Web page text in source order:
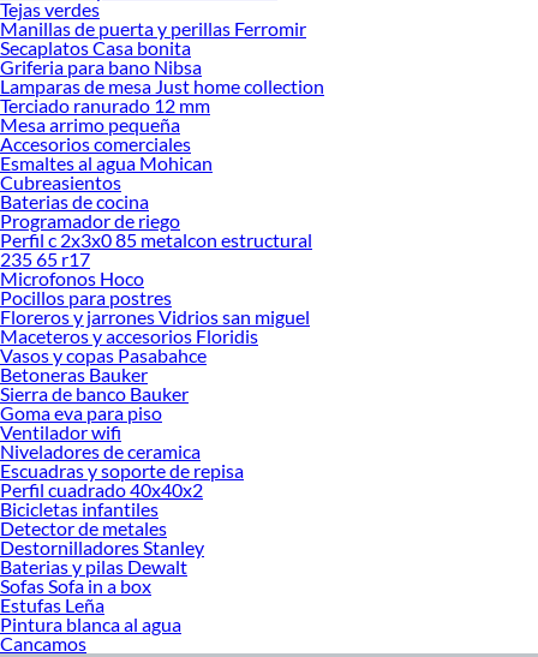
Herramientas, materiales y accesorios de calidad para tus proyectos y
renovación de espacios. ¡Visítanos y descubre todo lo que tenemos para
ofrecerte!
Encuentra una amplia variedad de productos de Coolers en Sodimac. Encuentra
todo lo necesario para tus proyectos de renovación y decoración. ¡Visítanos y
haz tus ideas realidad!
Tejas verdes
Manillas de puerta y perillas Ferromir
Secaplatos Casa bonita
Griferia para bano Nibsa
Lamparas de mesa Just home collection
Terciado ranurado 12 mm
Mesa arrimo pequeña
Accesorios comerciales
Esmaltes al agua Mohican
Cubreasientos
Baterias de cocina
Programador de riego
Perfil c 2x3x0 85 metalcon estructural
235 65 r17
Microfonos Hoco
Pocillos para postres
Floreros y jarrones Vidrios san miguel
Maceteros y accesorios Floridis
Vasos y copas Pasabahce
Betoneras Bauker
Sierra de banco Bauker
Goma eva para piso
Ventilador wifi
Niveladores de ceramica
Escuadras y soporte de repisa
Perfil cuadrado 40x40x2
Bicicletas infantiles
Detector de metales
Destornilladores Stanley
Baterias y pilas Dewalt
Sofas Sofa in a box
Estufas Leña
Pintura blanca al agua
Cancamos